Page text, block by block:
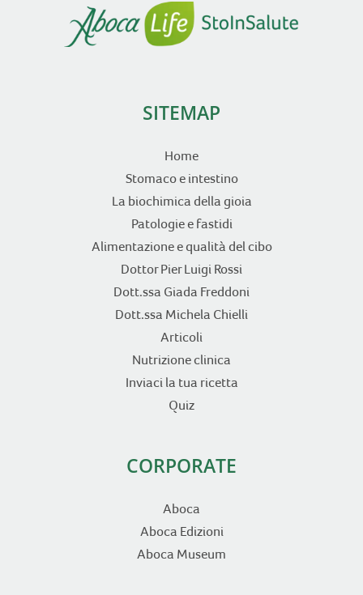
SITEMAP
Home
Stomaco e intestino
La biochimica della gioia
Patologie e fastidi
Alimentazione e qualità del cibo
Dottor Pier Luigi Rossi
Dott.ssa Giada Freddoni
Dott.ssa Michela Chielli
Articoli
Nutrizione clinica
Inviaci la tua ricetta
Quiz
CORPORATE
Aboca
Aboca Edizioni
Aboca Museum